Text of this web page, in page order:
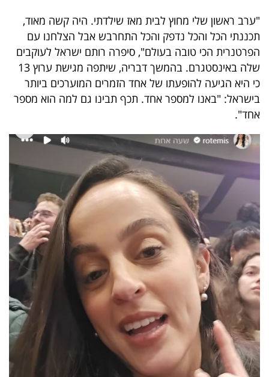
הכלכלי
פודקאסט
40
UNDER
40
שיתופי
פעולה
דרושים
ניוזלטרים
מייל
אדום
"ערב ראשון שלי מחוץ לבית מאז שילדתי. היה קשה מאוד,
תכננתי הכל והכל נדפק והכל התחרבש אבל הצלחנו עם
הפרטנרית הכי טובה בעולם", סיפרה רותם ישראל לעוקבים
שלה באינסטגרם. בהמשך דבריה, שיתפה מגישת ערוץ 13
כי היא הגיעה להופעתו של אחד הזמרים המוערכים ביותר
בישראל: "באנו למספר אחד. תכף תבינו גם למה הוא מספר
אחד".